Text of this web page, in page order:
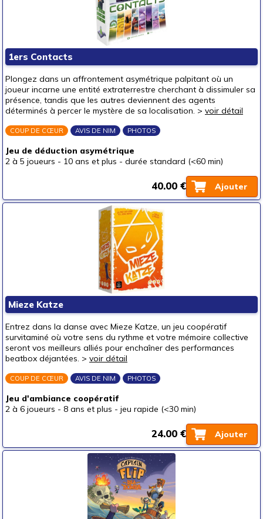
1ers Contacts
Plongez dans un affrontement asymétrique palpitant où un
joueur incarne une entité extraterrestre cherchant à dissimuler sa
présence, tandis que les autres deviennent des agents
déterminés à percer le mystère de sa localisation. > voir détail
COUP DE CŒUR AVIS DE NIM PHOTOS
Jeu de déduction asymétrique
2 à 5 joueurs - 10 ans et plus - durée standard (<60 min)
Ajouter
40.00 €
Mieze Katze
Entrez dans la danse avec Mieze Katze, un jeu coopératif
survitaminé où votre sens du rythme et votre mémoire collective
seront vos meilleurs alliés pour enchaîner des performances
beatbox déjantées. > voir détail
COUP DE CŒUR AVIS DE NIM PHOTOS
Jeu d'ambiance coopératif
2 à 6 joueurs - 8 ans et plus - jeu rapide (<30 min)
Ajouter
24.00 €